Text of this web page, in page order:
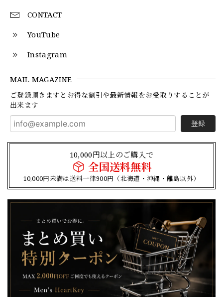
CONTACT
YouTube
Instagram
MAIL MAGAZINE
ご登録頂きますとお得な割引や最新情報をお受取りすることが
出来ます
登録
10,000円以上のご購入で
全国送料無料
10,000円未満は送料一律900円（北海道・沖縄・離島以外）